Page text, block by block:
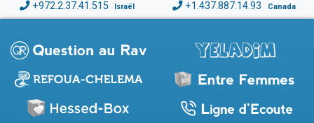
+972.2.37.41.515 Israël +1.437.887.14.93 Canada